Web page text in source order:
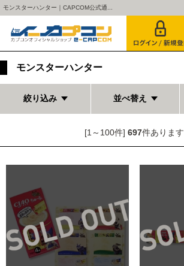
モンスターハンター｜CAPCOM公式通...
モンスターハンター
絞り込み 並べ替え
[1～100件] 697件あります